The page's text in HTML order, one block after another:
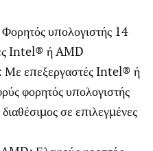
υπολογιστής 14
Intel® ή AMD
επεξεργαστές Intel® ή
φορητός υπολογιστής
σε επιλεγμένες